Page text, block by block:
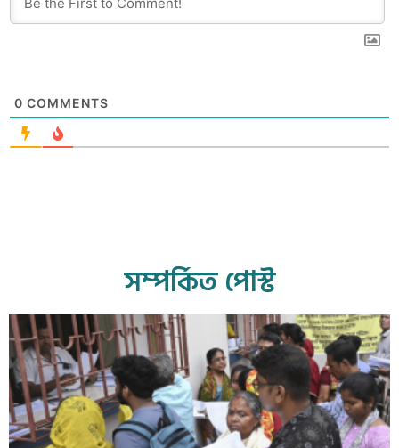
0 COMMENTS
সম্পর্কিত পোস্ট